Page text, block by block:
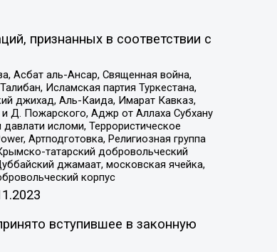
признанных в соответствии с
Асбат аль-Ансар, Священная война,
Исламская партия Туркестана,
джихад, Аль-Каида, Имарат Кавказ,
Д. Пожарского, Аджр от Аллаха Субхану
исломи, Террористическое
Артподготовка, Религиозная группа
татарский добровольческий
джамаат, московская ячейка,
корпус
вступившее в законную